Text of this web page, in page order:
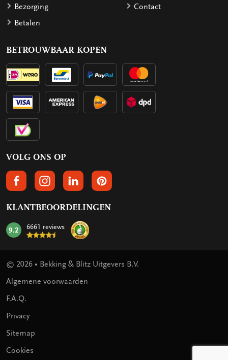
Bezorging
Betalen
Contact
BETROUWBAAR KOPEN
VOLG ONS OP
VOLGS ONS OP FACEBOOK
VOLG ONS OP INSTAGRAM
VOLG ONS OP LINKEDIN
VOLG ONS OP PINTEREST
KLANTBEOORDELINGEN
mark:
9.2 6661 reviews
© 2026 • Bekking & Blitz Uitgevers B.V.
Algemene voorwaarden
F.A.Q.
Privacy
Sitemap
Cookies